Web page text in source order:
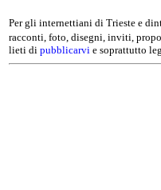
Per gli internettiani di Trieste e
racconti, foto, disegni, inviti,
lieti di pubblicarvi e soprattutto